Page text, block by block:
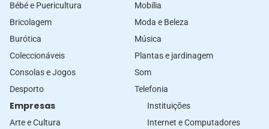
Bébé e Puericultura
Bricolagem
Burótica
Coleccionáveis
Consolas e Jogos
Desporto
Mobilia
Moda e Beleza
Música
Plantas e jardinagem
Som
Telefonia
Empresas
Arte e Cultura
Instituições
Internet e Computadores